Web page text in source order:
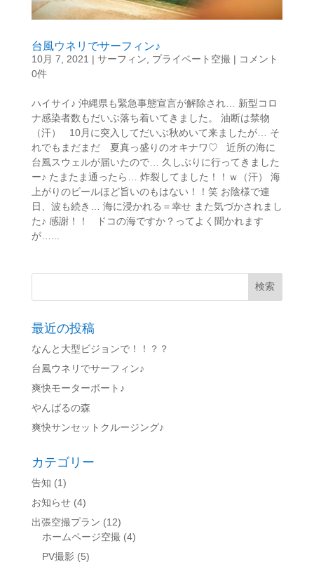
台風ウネリでサーフィン♪
10月 7, 2021 | サーフィン, プライベート空撮 | コメント
0件
ハイサイ♪ 沖縄県も緊急事態宣言が解除され… 新型コロ
ナ感染者数もだいぶ落ち着いてきました。 油断は禁物
（汗） 10月に突入してだいぶ秋めいて来ましたが… そ
れでもまだまだ 夏真っ盛りのオキナワ♡ 近所の海に
台風スウェルが届いたので… 久しぶりに行ってきました
ー♪ たまたま通ったら… 炸裂してました！！ｗ（汗） 海
上がりのビールほど旨いのもはない！！笑 お陰様で連
日、波も続き… 海に浸かれる＝幸せ また気づかされまし
た♪ 感謝！！ ドコの海ですか？ってよく聞かれます
が…...
最近の投稿
なんと大型ビジョンで！！？？
台風ウネリでサーフィン♪
爽快モーターボート♪
やんばるの森
爽快サンセットクルージング♪
カテゴリー
告知 (1)
お知らせ(4)
出張空撮プラン (12)
ホームページ空撮 (4)
PV撮影(5)